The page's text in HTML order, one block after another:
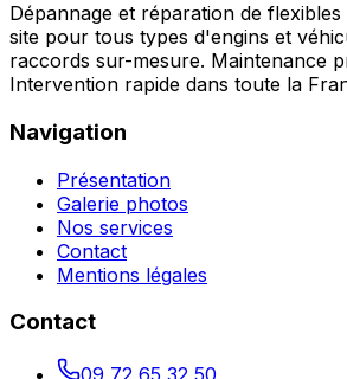
Dépannage et réparation de
site pour tous types d'engins et
raccords sur-mesure. Maintenance
Intervention rapide dans toute la
Navigation
Présentation
Galerie photos
Nos services
Contact
Mentions légales
Contact
09 72 65 32 50